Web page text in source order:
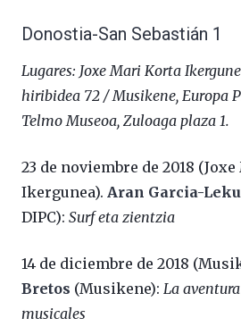
Donostia-San Sebastián 1
Lugares: Joxe Mari Korta
hiribidea 72 / Musikene, Europa
Telmo Museoa, Zuloaga plaza 1.
23 de noviembre de 2018
Ikergunea). Aran Garcia-
DIPC): Surf eta zientzia
14 de diciembre de 2018
Bretos (Musikene): La
musicales